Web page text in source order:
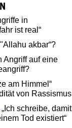
in
ist real“
akbar“?
Angriff auf eine
am Himmel“
von Rassismus
„Ich schreibe, damit
Tod existiert“